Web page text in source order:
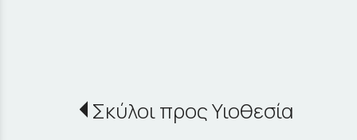
Σκύλοι προς Υιοθεσία